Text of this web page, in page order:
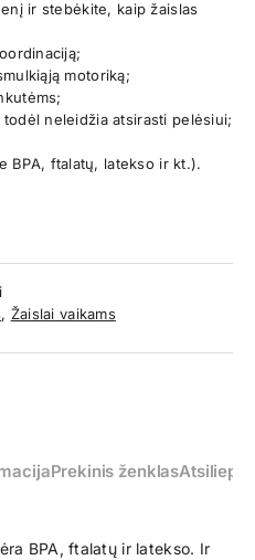
ir stebėkite, kaip žaislas
motoriką;
neleidžia atsirasti pelėsiui;
BPA, ftalatų, latekso ir kt.).
, Žaislai vaikams
Prekinis ženklas
BPA, ftalatų ir latekso. Ir